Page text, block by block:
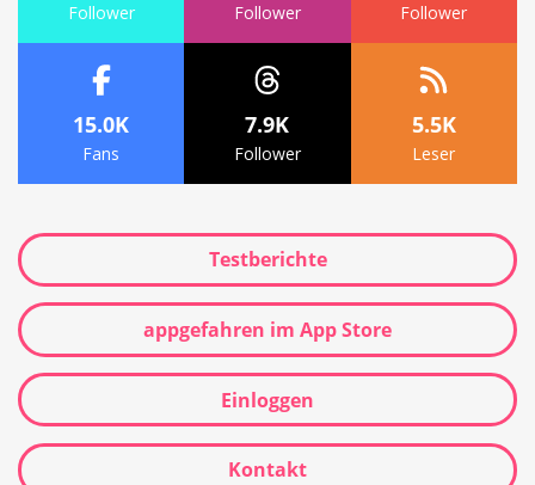
Follower Follower Follower
15.0K
Fans
7.9K
Follower
5.5K
Leser
Testberichte
appgefahren im App Store
Einloggen
Kontakt